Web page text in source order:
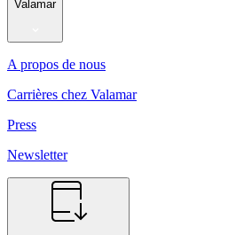
Valamar
A propos de nous
Carrières chez Valamar
Press
Newsletter